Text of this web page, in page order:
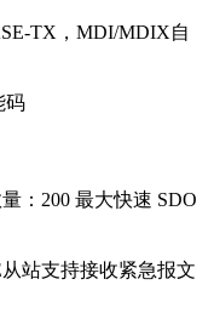
TX，MDI/MDIX自
码
：200 最大快速 SDO
站支持接收紧急报文